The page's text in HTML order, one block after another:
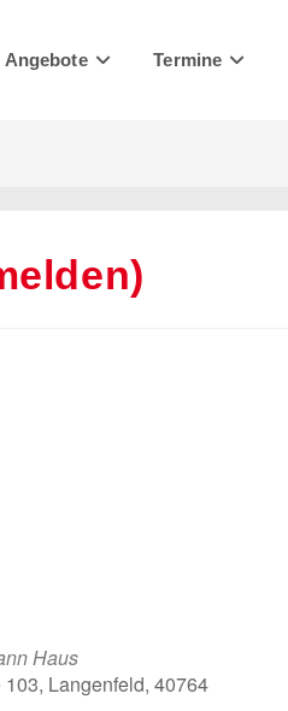
Angebote Termine
Haus
Langenfeld, 40764